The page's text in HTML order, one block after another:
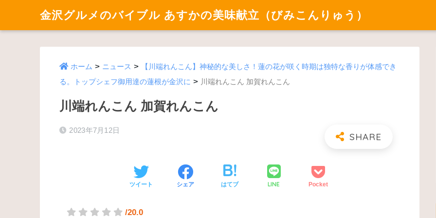
金沢グルメのバイブル あすかの美味献立（びみこんりゅう）
ホーム > ニュース >
【川端れんこん】神秘的な美しさ！蓮の花が咲く時期は独特な香りが体感でき
る。トップシェフ御用達の蓮根が金沢に > 川端れんこん 加賀れんこん
川端れんこん 加賀れんこん
2023年7月12日
ツイート シェア はてブ LINE Pocket
/20.0